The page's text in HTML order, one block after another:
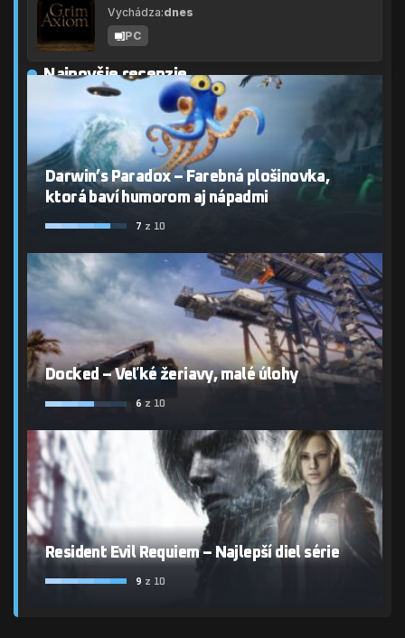
Vychádza:dnes
PC
Najnovšie recenzie
Darwin’s Paradox – Farebná plošinovka,
ktorá baví humorom aj nápadmi
7 z 10
Docked – Veľké žeriavy, malé úlohy
6 z 10
Resident Evil Requiem – Najlepší diel série
9 z 10